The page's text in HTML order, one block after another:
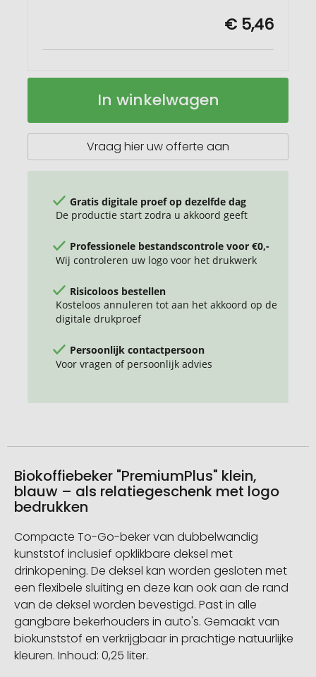
€ 5,46
Biologische
klein
Op
In winkelwagen
Vraag hier uw offerte aan
Gratis digitale proef op dezelfde dag
De productie start zodra u akkoord geeft
Professionele bestandscontrole voor €0,-
Wij controleren uw logo voor het drukwerk
Risicoloos bestellen
Kosteloos annuleren tot aan het akkoord op de
digitale drukproef
Persoonlijk contactpersoon
Voor vragen of persoonlijk advies
Biokoffiebeker "PremiumPlus" klein,
blauw – als relatiegeschenk met logo
bedrukken
Compacte To-Go-beker van dubbelwandig
kunststof inclusief opklikbare deksel met
drinkopening. De deksel kan worden gesloten met
een flexibele sluiting en deze kan ook aan de rand
van de deksel worden bevestigd. Past in alle
gangbare bekerhouders in auto's. Gemaakt van
biokunststof en verkrijgbaar in prachtige natuurlijke
kleuren. Inhoud: 0,25 liter.